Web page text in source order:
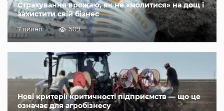
Страхування врожаю, як не «молитися» на дощ і
захистити свій бізнес
7 липня 509
Нові критерії критичності підприємств — що це
означає для агробізнесу